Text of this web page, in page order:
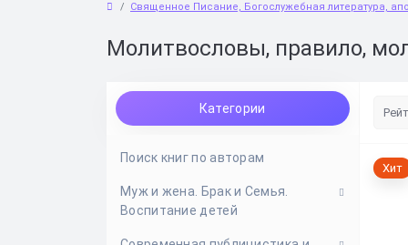
Священное Писание, Богослужебная литература,
Молитвословы, правило,
Категории
Поиск книг по авторам
Муж и жена. Брак и Cемья.
Воспитание детей
Хит